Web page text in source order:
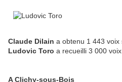
Claude Dilain a obtenu 1 443 voix
Ludovic Toro a recueilli 3 000
A Clichy-sous-Bois